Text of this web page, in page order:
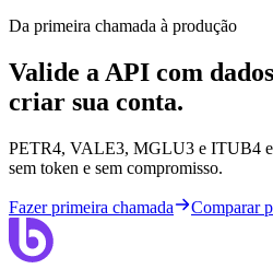
Da primeira chamada à produção
Valide a API com
criar sua conta.
PETR4, VALE3, MGLU3 e ITUB4
sem token e sem compromisso.
Fazer primeira chamada Comparar